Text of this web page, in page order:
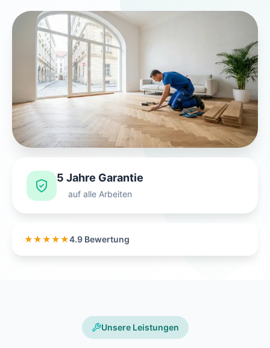
5 Jahre Garantie
auf alle Arbeiten
★★★★★4.9 Bewertung
Unsere Leistungen